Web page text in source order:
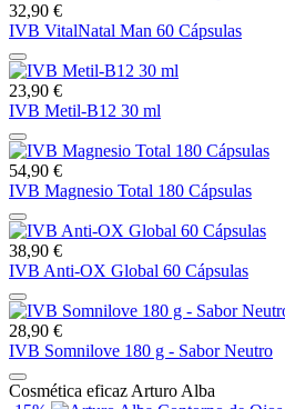
32,90 €
IVB VitalNatal Man 60 Cápsulas
23,90 €
IVB Metil-B12 30 ml
54,90 €
IVB Magnesio Total 180 Cápsulas
38,90 €
IVB Anti-OX Global 60 Cápsulas
28,90 €
IVB Somnilove 180 g - Sabor Neutro
Cosmética eficaz Arturo Alba